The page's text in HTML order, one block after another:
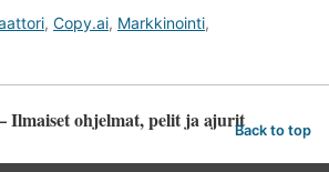
, Copy.ai, Markkinointi,
Ilmaiset ohjelmat, pelit ja ajuritBack to top